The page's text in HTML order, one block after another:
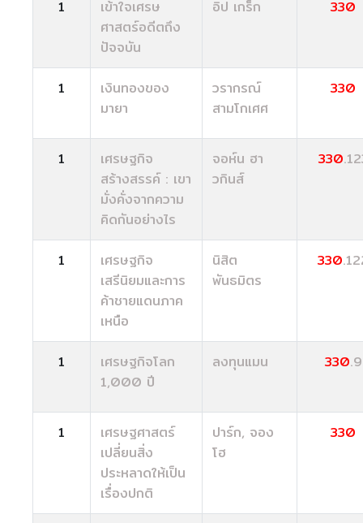
1
เข้าใจเศรษ
ศาสตร์อดีตถึง
ปัจจบัน
อิป เกร็ก 330
1
เงินทองของ
มายา
วรากรณ์
สามโกเศศ
330
1
เศรษฐกิจ
สร้างสรรค์ : เขา
มั่งคั่งจากความ
คิดกันอย่างไร
จอห์น ฮา
วกินส์
330
1
เศรษฐกิจ
เสรีนิยมและการ
ค้าชายแดนภาค
เหนือ
นิสิต
พันธมิตร
330
1
เศรษฐกิจโลก
1,000 ปี
ลงทุนแมน 330.9
1
เศรษฐศาสตร์
เปลี่ยนสิ่ง
ประหลาดให้เป็น
เรื่องปกติ
ปาร์ก, จอง
โฮ
330